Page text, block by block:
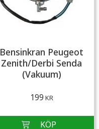
Bensinkran Peugeot
Zenith/Derbi Senda
(Vakuum)
199 KR